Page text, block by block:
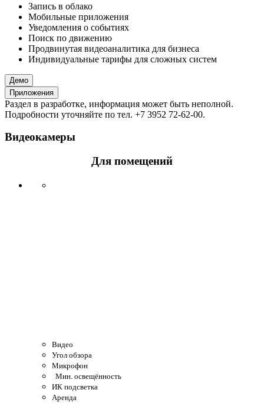
Запись в облако
Мобильные приложения
Уведомления о событиях
Поиск по движению
Продвинутая видеоаналитика для бизнеса
Индивидуальные тарифы для сложных систем
Демо
Приложения
Раздел в разработке, информация может быть неполной.
Подробности уточняйте по тел. +7 3952 72-62-00.
Видеокамеры
Для помещений
Видео
Угол обзора
Микрофон
Мин. освещённость
ИК подсветка
Аренда